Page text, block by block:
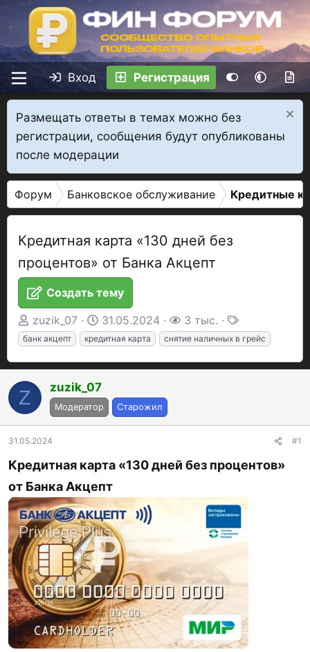
Вход Регистрация
Размещать ответы в темах можно без
регистрации, сообщения будут опубликованы
после модерации
Форум Банковское обслуживание Кредитные
Кредитная карта «130 дней без
процентов» от Банка Акцепт
Создать тему
А
в
о
р
т
е
м
zuzik_07
Д
а
а
н
а
ч
31.05.2024
П
р
с
т
ы
3 тыс.
Т
е
и
банк акцепт кредитная карта снятие наличных в грейс
Z zuzik_07
Модератор Старожил
31.05.2024 #1
Кредитная карта «130 дней без процентов»
от Банка Акцепт